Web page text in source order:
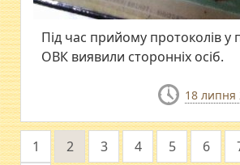
Під час прийому протоколів у
ОВК виявили сторонніх осіб.
18 липня
1 2 3 4 5 6